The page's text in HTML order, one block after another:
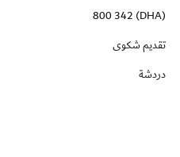
(DHA) 800 342
تقديم شكوى
دردشة